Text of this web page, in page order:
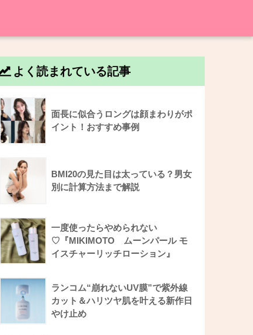
よく読まれている記事
面長に似合うロングは顔まわりがポ
イント！おすすめ事例
BMI20の見た目は太っている？男女
別に計算方法まで解説
一度使ったらやめられない
♡『MIKIMOTO ムーンパール モ
イスチャーリッチローション』
ランコム“崩れないUV膜”で紫外線
カット＆ハリツヤ肌を叶える新作日
やけ止め